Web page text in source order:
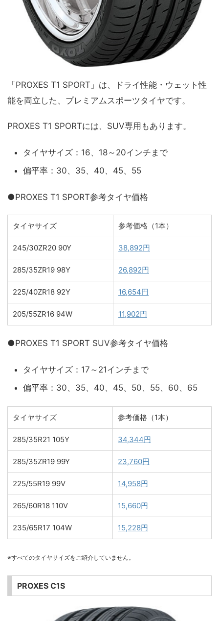
「PROXES T1 SPORT」は、ドライ性能・ウェット性
能を両立した、プレミアムスポーツタイヤです。
PROXES T1 SPORTには、SUV専用もあります。
タイヤサイズ：16、18～20インチまで
偏平率：30、35、40、45、55
●PROXES T1 SPORT参考タイヤ価格
タイヤサイズ 参考価格（1本）
245/30ZR20 90Y 38,892円
285/35ZR19 98Y 26,892円
225/40ZR18 92Y 16,654円
205/55ZR16 94W 11,902円
●PROXES T1 SPORT SUV参考タイヤ価格
タイヤサイズ：17～21インチまで
偏平率：30、35、40、45、50、55、60、65
タイヤサイズ 参考価格（1本）
285/35R21 105Y 34,344円
285/35ZR19 99Y 23,760円
225/55R19 99V 14,958円
265/60R18 110V 15,660円
235/65R17 104W 15,228円
※すべてのタイヤサイズをご紹介していません。
PROXES C1S